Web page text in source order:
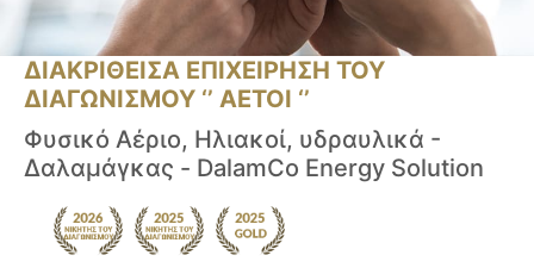
ΔΙΑΚΡΙΘΕΙΣΑ ΕΠΙΧΕΙΡΗΣΗ ΤΟΥ
ΔΙΑΓΩΝΙΣΜΟΥ ‘’ ΑΕΤΟΙ ‘’
Φυσικό Αέριο, Ηλιακοί, υδραυλικά -
Δαλαμάγκας - DalamCo Energy Solution